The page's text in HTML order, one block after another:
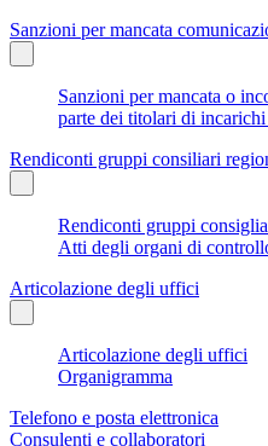
Sanzioni per mancata
Sanzioni per mancata o
parte dei titolari di
Rendiconti gruppi consiliari
Rendiconti gruppi
Atti degli organi di
Articolazione degli uffici
Articolazione degli uffici
Organigramma
Telefono e posta elettronica
Consulenti e collaboratori